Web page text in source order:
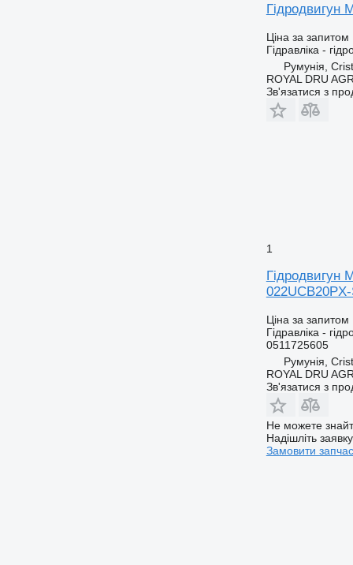
Гідродвигун
Ціна за запитом
Гідравліка -
Румунія,
ROYAL DRU
Зв'язатися з
1
Гідродвигун
Ціна за запитом
Гідравліка -
0511725605
Румунія,
ROYAL DRU
Зв'язатися з
Не можете
Надішліть
Замовити